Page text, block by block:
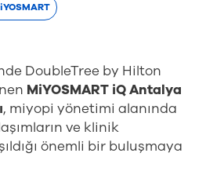
DoubleTree by Hilton
MiYOSMART iQ Antalya
, miyopi yönetimi alanında
ve klinik
önemli bir buluşmaya